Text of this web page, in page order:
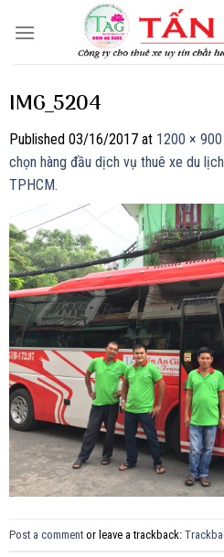
IMG_5204
Published 03/16/2017 at 1200 × 900
chọn hàng đầu dịch vụ thuê xe du
TPHCM.
Post a comment or leave a trackback: